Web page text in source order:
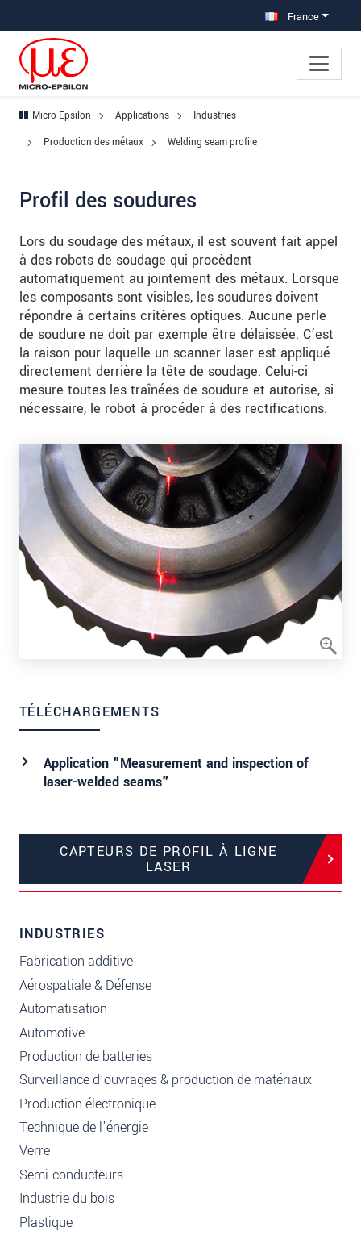
France
Micro-Epsilon Applications
Industries
Production des métaux
Welding seam profile
Profil des soudures
Lors du soudage des métaux, il est souvent fait appel
à des robots de soudage qui procèdent
automatiquement au jointement des métaux. Lorsque
les composants sont visibles, les soudures doivent
répondre à certains critères optiques. Aucune perle
de soudure ne doit par exemple être délaissée. C’est
la raison pour laquelle un scanner laser est appliqué
directement derrière la tête de soudage. Celui-ci
mesure toutes les traînées de soudure et autorise, si
nécessaire, le robot à procéder à des rectifications.
TÉLÉCHARGEMENTS
Application "Measurement and inspection of
laser-welded seams"
CAPTEURS DE PROFIL À LIGNE
LASER
INDUSTRIES
Fabrication additive
Aérospatiale & Défense
Automatisation
Automotive
Production de batteries
Surveillance d’ouvrages & production de matériaux
Production électronique
Technique de l'énergie
Verre
Semi-conducteurs
Industrie du bois
Plastique